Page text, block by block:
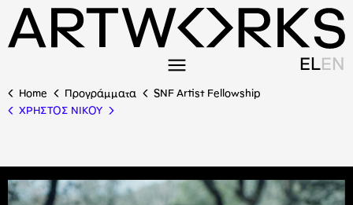
ELEN
Home Προγράμματα
SNF Artist Fellowship
ΧΡΗΣΤΟΣ ΝΙΚΟΥ